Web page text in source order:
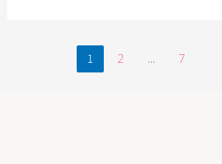
1 2 ... 7